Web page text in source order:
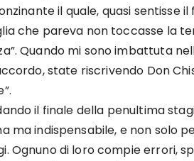
il quale, quasi
che pareva non toccasse la
Quando mi sono imbattuta
state riscrivendo Don
il finale della penultima
ma indispensabile, e non solo
Ognuno di loro compie errori,